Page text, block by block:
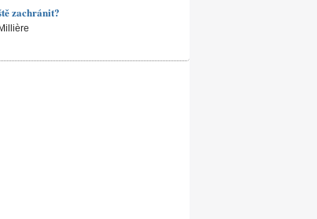
zachránit?